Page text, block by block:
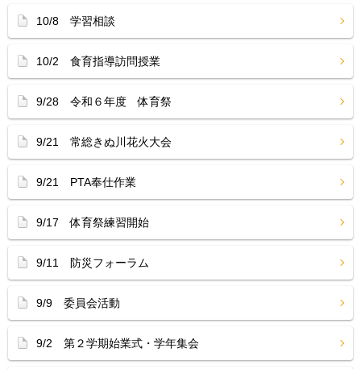
10/8 学習相談
10/2 食育指導訪問授業
9/28 令和６年度 体育祭
9/21 常総きぬ川花火大会
9/21 PTA奉仕作業
9/17 体育祭練習開始
9/11 防災フォーラム
9/9 委員会活動
9/2 第２学期始業式・学年集会